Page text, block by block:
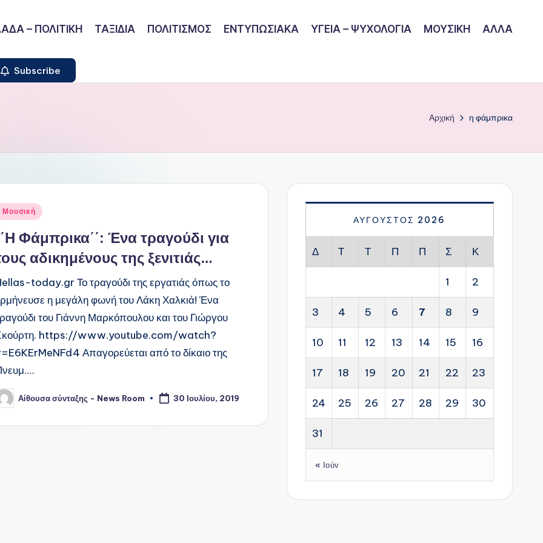
– ΠΟΛΙΤΙΚΗ ΤΑΞΙΔΙΑ ΠΟΛΙΤΙΣΜΟΣ ΕΝΤΥΠΩΣΙΑΚΑ ΥΓΕΙΑ – ΨΥΧΟΛΟΓΙΑ ΜΟΥΣΙΚΗ ΑΛΛΑ
Subscribe
Αρχική η φάμπρικα
Μουσική
Φάμπρικα΄΄: Ένα τραγούδι για
αδικημένους της ξενιτιάς…
today.gr Το τραγούδι της εργατιάς όπως το
η μεγάλη φωνή του Λάκη Χαλκιά! Ένα
του Γιάννη Μαρκόπουλου και του Γιώργου
https://www.youtube.com/watch?
Απαγορεύεται από το δίκαιο της
Αίθουσα σύνταξης - News Room 30 Ιουλίου, 2019
ΑΎΓΟΥΣΤΟΣ 2026
Δ Τ Τ Π Π Σ Κ
1 2
3 4 5 6 7 8 9
10 11 12 13 14 15 16
17 18 19 20 21 22 23
24 25 26 27 28 29 30
31
« Ιούν